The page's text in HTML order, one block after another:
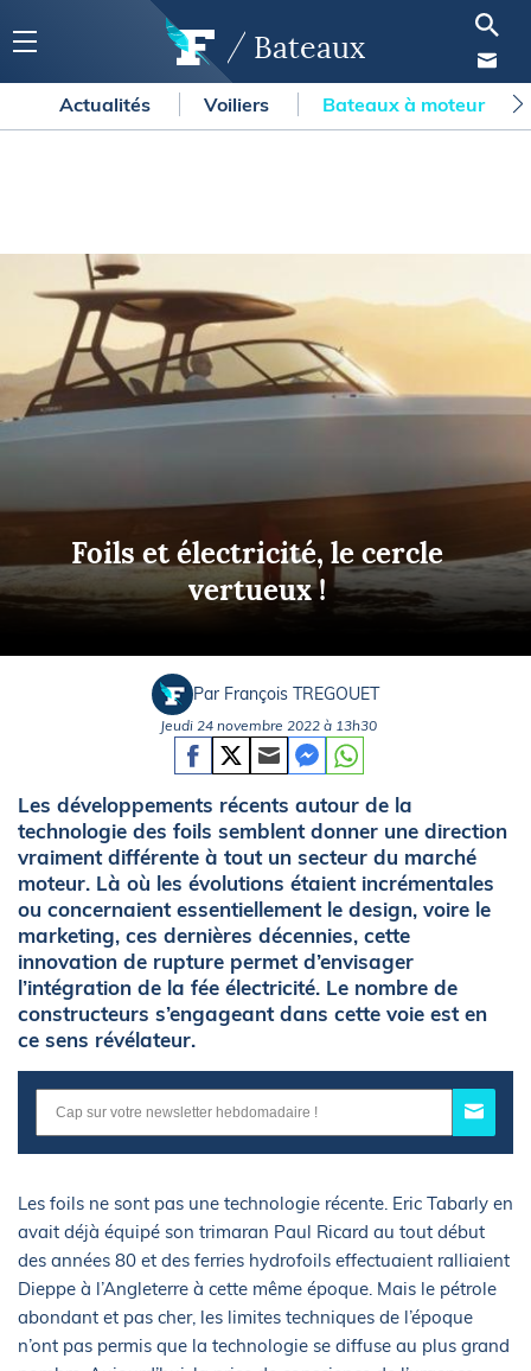
Bateaux
Actualités Voiliers Bateaux à moteur
Foils et électricité, le cercle
vertueux !
Par François TREGOUET
Jeudi 24 novembre 2022 à 13h30
Les développements récents autour de la
technologie des foils semblent donner une direction
vraiment différente à tout un secteur du marché
moteur. Là où les évolutions étaient incrémentales
ou concernaient essentiellement le design, voire le
marketing, ces dernières décennies, cette
innovation de rupture permet d’envisager
l’intégration de la fée électricité. Le nombre de
constructeurs s’engageant dans cette voie est en
ce sens révélateur.
Les foils ne sont pas une technologie récente. Eric Tabarly en
avait déjà équipé son trimaran Paul Ricard au tout début
des années 80 et des ferries hydrofoils effectuaient ralliaient
Dieppe à l’Angleterre à cette même époque. Mais le pétrole
abondant et pas cher, les limites techniques de l’époque
n’ont pas permis que la technologie se diffuse au plus grand